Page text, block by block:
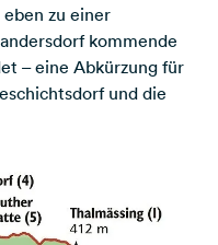
zu einer
kommende
– eine Abkürzung für
und die